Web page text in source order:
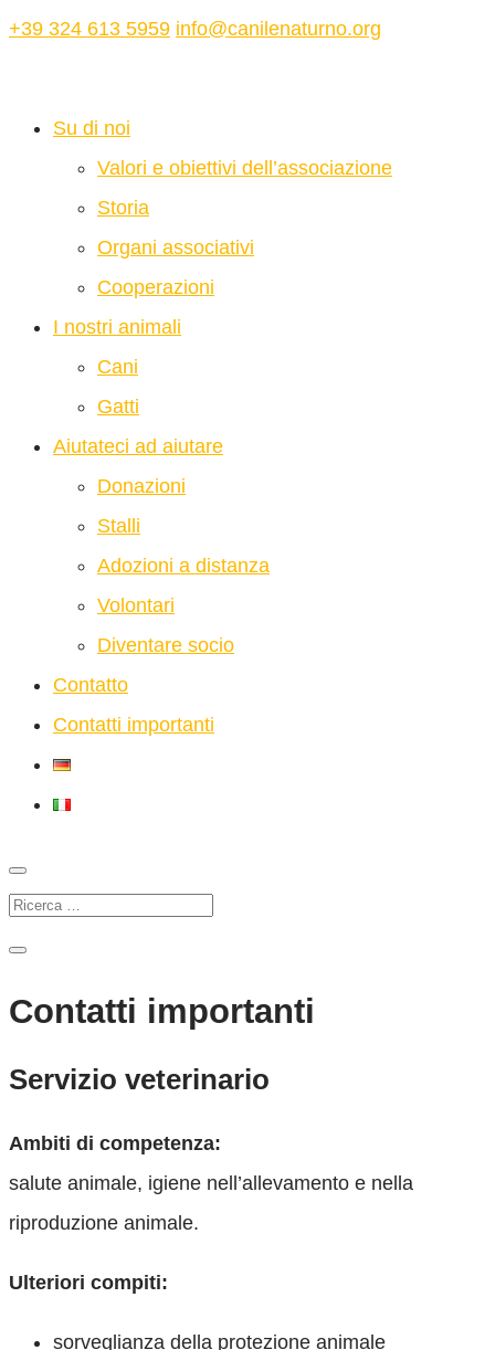
+39 324 613 5959 info@canilenaturno.org
Su di noi
Valori e obiettivi dell’associazione
Storia
Organi associativi
Cooperazioni
I nostri animali
Cani
Gatti
Aiutateci ad aiutare
Donazioni
Stalli
Adozioni a distanza
Volontari
Diventare socio
Contatto
Contatti importanti
Contatti importanti
Servizio veterinario
Ambiti di competenza:
salute animale, igiene nell’allevamento e nella
riproduzione animale.
Ulteriori compiti:
sorveglianza della protezione animale